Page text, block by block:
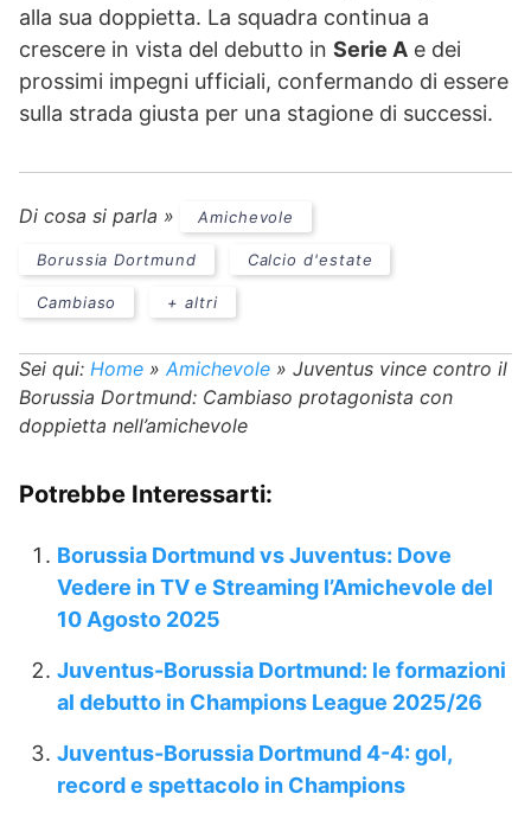
alla sua doppietta. La squadra continua a
crescere in vista del debutto in Serie A e dei
prossimi impegni ufficiali, confermando di essere
sulla strada giusta per una stagione di successi.
Di cosa si parla » Amichevole
Borussia Dortmund Calcio d'estate
Cambiaso + altri
Sei qui: Home » Amichevole » Juventus vince contro il
Borussia Dortmund: Cambiaso protagonista con
doppietta nell’amichevole
Potrebbe Interessarti:
Borussia Dortmund vs Juventus: Dove
Vedere in TV e Streaming l’Amichevole del
10 Agosto 2025
Juventus-Borussia Dortmund: le formazioni
al debutto in Champions League 2025/26
Juventus-Borussia Dortmund 4-4: gol,
record e spettacolo in Champions